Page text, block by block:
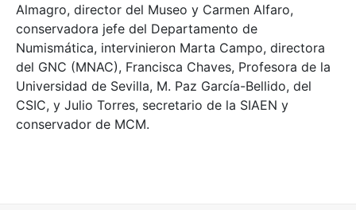
Almagro, director del Museo y Carmen Alfaro,
conservadora jefe del Departamento de
Numismática, intervinieron Marta Campo, directora
del GNC (MNAC), Francisca Chaves, Profesora de la
Universidad de Sevilla, M. Paz García-Bellido, del
CSIC, y Julio Torres, secretario de la SIAEN y
conservador de MCM.